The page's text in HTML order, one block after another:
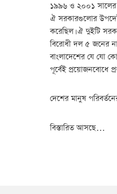
১৯৯৬ ও ২০০১ সালের
ঐ সরকারগুলোর
করেছিল। ঐ দুইটি
বিরোধী দল ৫ জনের
বাংলাদেশের যে যো
পূর্বেই প্রয়োজনবোধে
দেশের মানুষ
বিস্তারিত আসছে…